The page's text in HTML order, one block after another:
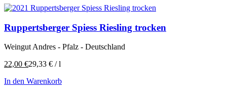
Ruppertsberger Spiess Riesling trocken
Weingut Andres - Pfalz - Deutschland
22,00 €29,33 € /l
In den Warenkorb